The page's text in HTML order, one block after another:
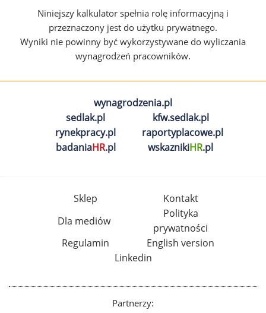
Niniejszy kalkulator spełnia rolę informacyjną i
przeznaczony jest do użytku prywatnego.
Wyniki nie powinny być wykorzystywane do wyliczania
wynagrodzeń pracowników.
wynagrodzenia.pl
sedlak.pl
kfw.sedlak.pl
rynekpracy.pl
raportyplacowe.pl
badaniaHR.pl wskaznikiHR.pl
Sklep
Kontakt
Dla mediów
Polityka
prywatności
Regulamin
English version
Linkedin
Partnerzy: